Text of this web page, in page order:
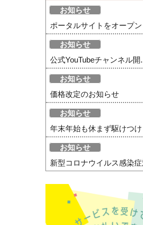
お知らせ
ポータルサイトをオープ
お知らせ
公式YouTubeチャンネル開
お知らせ
価格改定のお知らせ
お知らせ
年末年始も休まず駆けつけ
お知らせ
新型コロナウイルス感染